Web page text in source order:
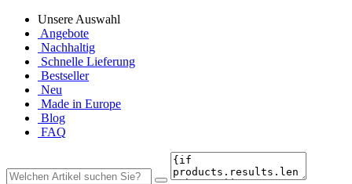
Unsere Auswahl
Angebote
Nachhaltig
Schnelle Lieferung
Bestseller
Neu
Made in Europe
Blog
FAQ